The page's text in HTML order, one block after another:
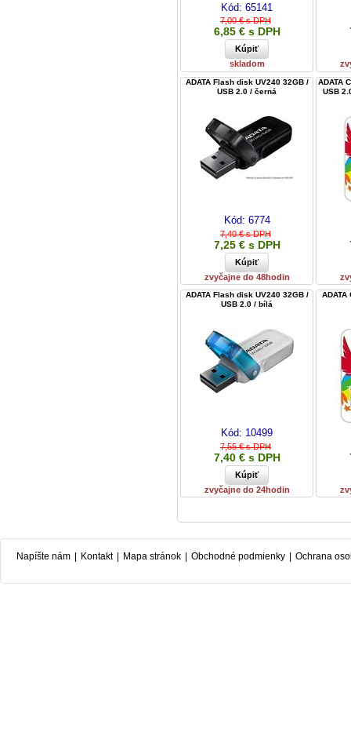
Kód: 65141
7,00 € s DPH
6,85 € s DPH
skladom
ADATA Flash disk UV240 32GB /
USB 2.0 / černá
Kód: 6774
7,40 € s DPH
7,25 € s DPH
zvyčajne do 48hodin
ADATA
USB
ADATA Flash disk UV240 32GB /
USB 2.0 / bílá
Kód: 10499
7,55 € s DPH
7,40 € s DPH
zvyčajne do 24hodin
ADATA
Napíšte nám Kontakt Mapa stránok Obchodné podmienky Ochrana